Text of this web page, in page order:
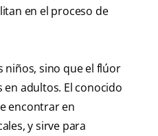
en el proceso de
niños, sino que el flúor
adultos. El conocido
encontrar en
y sirve para